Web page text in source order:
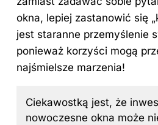
okna, lepiej zastanowić się
jest staranne przemyślenie
ponieważ korzyści mogą
najśmielsze marzenia!
Ciekawostką jest, że
nowoczesne okna może